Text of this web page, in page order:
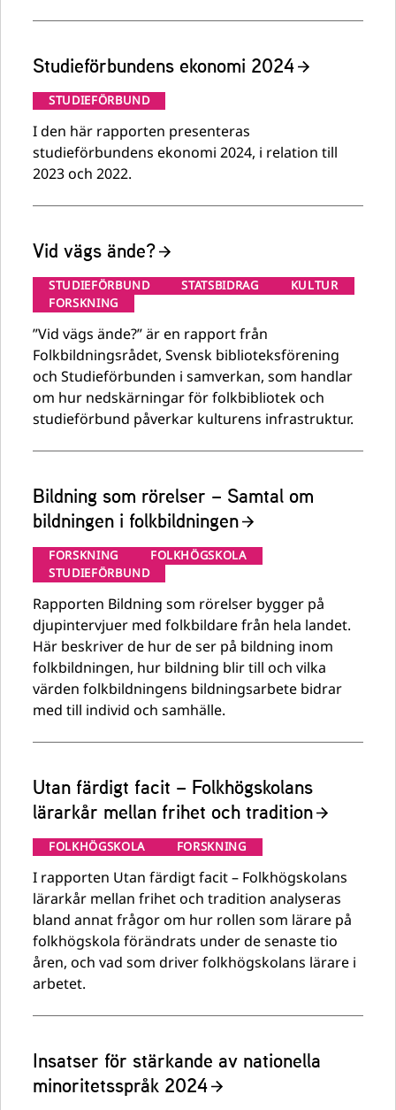
Studieförbundens ekonomi 2024
STUDIEFÖRBUND
I den här rapporten presenteras
studieförbundens ekonomi 2024, i relation till
2023 och 2022.
Vid vägs ände?
STUDIEFÖRBUND STATSBIDRAG
KULTUR
FORSKNING
”Vid vägs ände?” är en rapport från
Folkbildningsrådet, Svensk biblioteksförening
och Studieförbunden i samverkan, som handlar
om hur nedskärningar för folkbibliotek och
studieförbund påverkar kulturens infrastruktur.
Bildning som rörelser – Samtal om
bildningen i folkbildningen
FORSKNING
FOLKHÖGSKOLA
STUDIEFÖRBUND
Rapporten Bildning som rörelser bygger på
djupintervjuer med folkbildare från hela landet.
Här beskriver de hur de ser på bildning inom
folkbildningen, hur bildning blir till och vilka
värden folkbildningens bildningsarbete bidrar
med till individ och samhälle.
Utan färdigt facit – Folkhögskolans
lärarkår mellan frihet och tradition
FOLKHÖGSKOLA FORSKNING
I rapporten Utan färdigt facit – Folkhögskolans
lärarkår mellan frihet och tradition analyseras
bland annat frågor om hur rollen som lärare på
folkhögskola förändrats under de senaste tio
åren, och vad som driver folkhögskolans lärare i
arbetet.
Insatser för stärkande av nationella
minoritetsspråk 2024